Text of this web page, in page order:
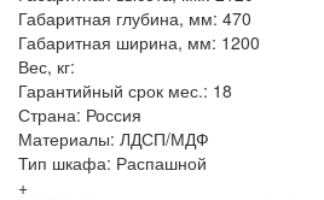
Габаритная глубина, мм: 470
Габаритная ширина, мм: 1200
Вес, кг:
Гарантийный срок мес.: 18
Страна: Россия
Материалы: ЛДСП/МДФ
Тип шкафа: Распашной
+